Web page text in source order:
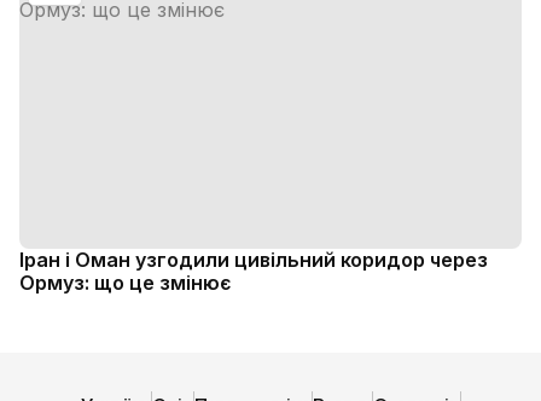
Іран і Оман узгодили цивільний коридор через
Ормуз: що це змінює